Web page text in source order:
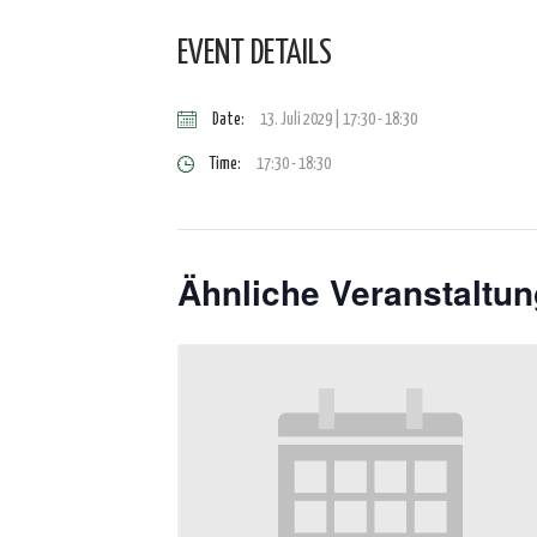
EVENT DETAILS
Date: 13. Juli 2029 | 17:30-18:30
Time: 17:30 - 18:30
Ähnliche